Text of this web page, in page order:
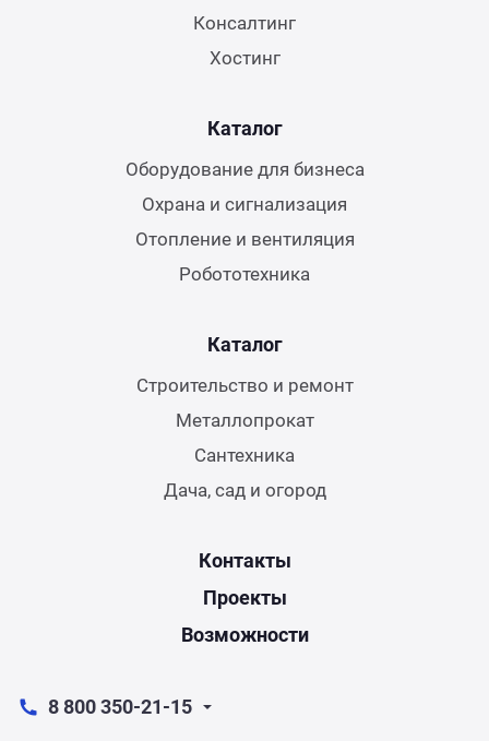
Консалтинг
Хостинг
Каталог
Оборудование для бизнеса
Охрана и сигнализация
Отопление и вентиляция
Робототехника
Каталог
Строительство и ремонт
Металлопрокат
Сантехника
Дача, сад и огород
Контакты
Проекты
Возможности
8 800 350-21-15